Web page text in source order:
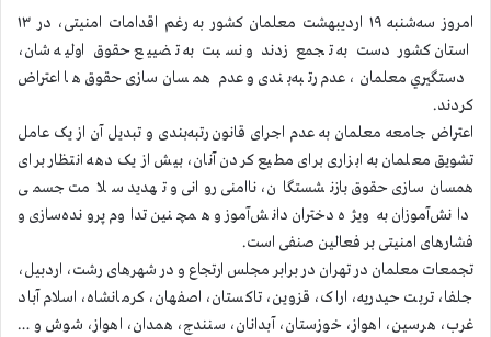
امروز سه‌شنبه ۱۹ اردیبهشت معلمان کشور به رغم اقدامات امنیتی، در ۱۳
استان کشور دست به تجمع زدند و نسبت به تضييع حقوق اوليه شان،
دستگيري معلمان، عدم رتبه‌بندی و عدم همسان‌سازی حقوق ها اعتراض
كردند.
اعتراض جامعه معلمان به عدم اجرای قانون رتبه‌بندی و تبدیل آن از یک عامل
تشویق معلمان به ابزاری برای مطیع کردن آنان، بیش از یک دهه انتظار برای
همسان‌سازی حقوق بازنشستگان، ناامنی روانی و تهدید سلامت جسمی
دانش‌آموزان به ویژه دختران دانش‌آموز و همچنین تداوم پرونده‌سازی و
فشارهای امنیتی بر فعالین صنفی است.
تجمعات معلمان در تهران در برابر مجلس ارتجاع و در شهرهای رشت، اردبیل،
جلفا، تربت حیدریه، اراک، قزوین، تاکستان، اصفهان، کرمانشاه، اسلام آباد
غرب، هرسین، اهواز، خوزستان، آبدانان، سنندج، همدان، اهواز، شوش و …